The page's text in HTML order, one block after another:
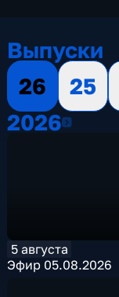
Выпуски
26
25
20262026
5 августа
Эфир 05.08.2026